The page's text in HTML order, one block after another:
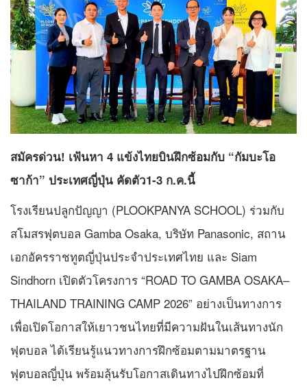
สมัครด่วน! เฟ้นหา 4 แข้งไทยบินฝึกซ้อมกับ “กัมบะโอ
ซาก้า” ประเทศญี่ปุ่น คัดตัว1-3 ก.ค.นี้
โรงเรียนปลูกปัญญา (PLOOKPANYA SCHOOL) ร่วมกับ
สโมสรฟุตบอล Gamba Osaka, บริษัท Panasonic, สถาน
เอกอัครราชทูตญี่ปุ่นประจำประเทศไทย และ Siam
Sindhorn เปิดตัวโครงการ “ROAD TO GAMBA OSAKA–
THAILAND TRAINING CAMP 2026” อย่างเป็นทางการ
เพื่อเปิดโอกาสให้เยาวชนไทยที่มีความฝันในเส้นทางนัก
ฟุตบอล ได้เรียนรู้แนวทางการฝึกซ้อมตามมาตรฐาน
ฟุตบอลญี่ปุ่น พร้อมลุ้นรับโอกาสเดินทางไปฝึกซ้อมที่